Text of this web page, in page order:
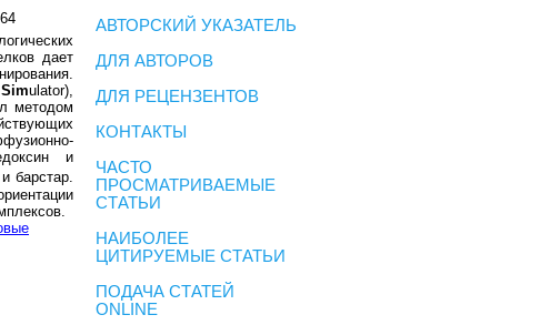
дает
Simulator),
методом
и
барстар.
АВТОРСКИЙ УКАЗАТЕЛЬ
ДЛЯ АВТОРОВ
ДЛЯ РЕЦЕНЗЕНТОВ
КОНТАКТЫ
ЧАСТО
ПРОСМАТРИВАЕМЫЕ
СТАТЬИ
НАИБОЛЕЕ
ЦИТИРУЕМЫЕ СТАТЬИ
ПОДАЧА СТАТЕЙ
ONLINE